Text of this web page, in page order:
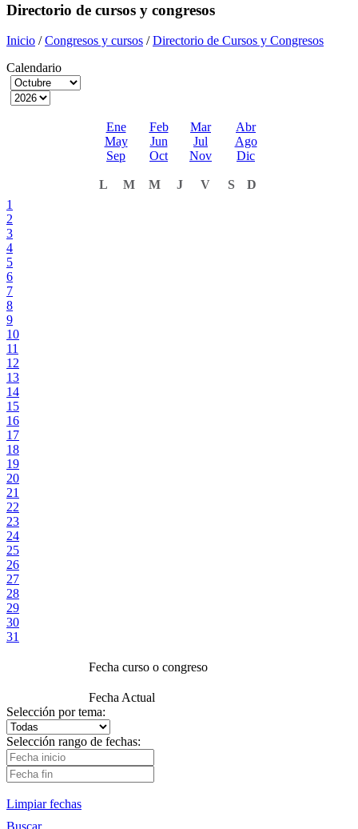
Directorio de cursos y congresos
Inicio /Congresos y cursos /Directorio de Cursos y Congresos
Calendario
Ene Feb Mar
Abr
May
Jun Jul
Ago
Sep
Oct Nov Dic
L M M J V S
D
1
2
3
4
5
6
7
8
9
10
11
12
13
14
15
16
17
18
19
20
21
22
23
24
25
26
27
28
29
30
31
Fecha curso o congreso
Fecha Actual
Selección por tema:
Selección rango de fechas:
Limpiar fechas